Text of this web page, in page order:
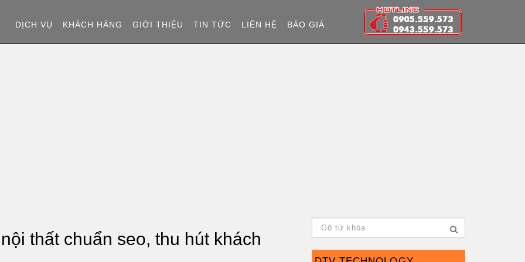
DỊCH VỤ KHÁCH HÀNG GIỚI THIỆU TIN TỨC LIÊN HỆ BÁO GIÁ
thất chuẩn seo, thu hút khách